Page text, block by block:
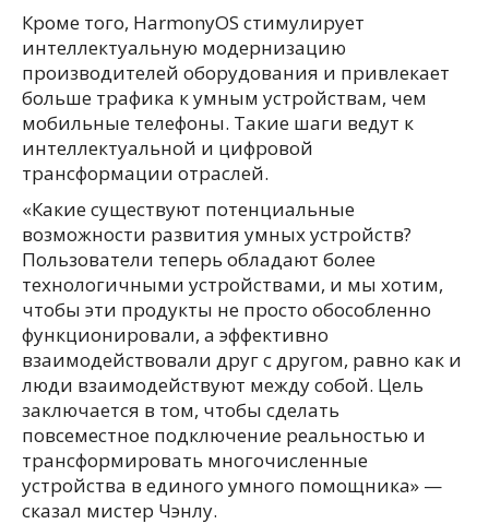
Кроме того, HarmonyOS стимулирует
интеллектуальную модернизацию
производителей оборудования и привлекает
больше трафика к умным устройствам, чем
мобильные телефоны. Такие шаги ведут к
интеллектуальной и цифровой
трансформации отраслей.
«Какие существуют потенциальные
возможности развития умных устройств?
Пользователи теперь обладают более
технологичными устройствами, и мы хотим,
чтобы эти продукты не просто обособленно
функционировали, а эффективно
взаимодействовали друг с другом, равно как и
люди взаимодействуют между собой. Цель
заключается в том, чтобы сделать
повсеместное подключение реальностью и
трансформировать многочисленные
устройства в единого умного помощника» —
сказал мистер Чэнлу.